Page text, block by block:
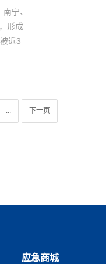
宁、
形成
近3
... 下一页
应急商城